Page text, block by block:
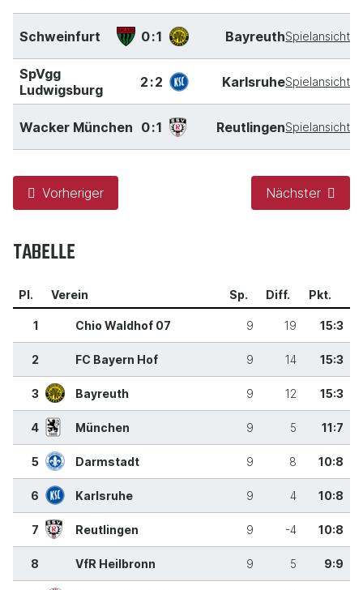
Schweinfurt 0:1 BayreuthSpielansicht
SpVgg
Ludwigsburg
2:2 KarlsruheSpielansicht
Wacker München 0:1 ReutlingenSpielansicht
Vorheriger Nächster
TABELLE
Pl. Verein Sp. Diff. Pkt.
1 Chio Waldhof 07 9 19 15:3
2 FC Bayern Hof 9 14 15:3
3 Bayreuth 9 12 15:3
4 München 9 5 11:7
5 Darmstadt 9 8 10:8
6 Karlsruhe 9 4 10:8
7 Reutlingen 9 -4 10:8
8 VfR Heilbronn 9 5 9:9